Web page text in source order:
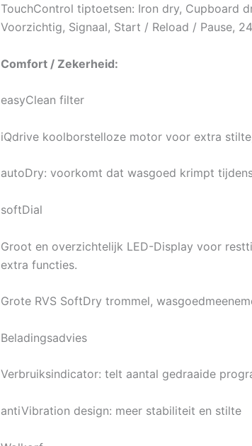
TouchControl tiptoetsen: Iron dry, Cupboard
Voorzichtig, Signaal, Start / Reload / Pause,
Comfort / Zekerheid:
easyClean filter
iQdrive koolborstelloze motor voor extra
autoDry: voorkomt dat wasgoed krimpt
softDial
Groot en overzichtelijk LED-Display voor
extra functies.
Grote RVS SoftDry trommel,
Beladingsadvies
Verbruiksindicator: telt aantal gedraaide
antiVibration design: meer stabiliteit en stilte